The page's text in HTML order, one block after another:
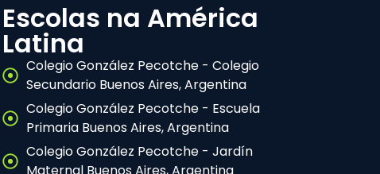
Escolas na América
Latina
Colegio González Pecotche - Colegio
Secundario Buenos Aires, Argentina
Colegio González Pecotche - Escuela
Primaria Buenos Aires, Argentina
Colegio González Pecotche - Jardín
Maternal Buenos Aires, Argentina